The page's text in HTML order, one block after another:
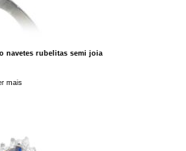
navetes rubelitas semi joia
mais